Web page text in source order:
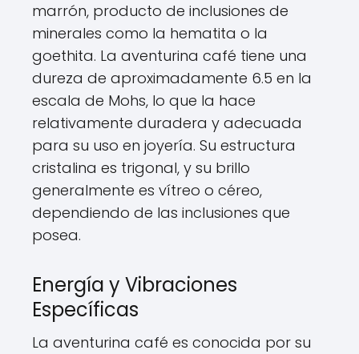
marrón, producto de inclusiones de
minerales como la hematita o la
goethita. La aventurina café tiene una
dureza de aproximadamente 6.5 en la
escala de Mohs, lo que la hace
relativamente duradera y adecuada
para su uso en joyería. Su estructura
cristalina es trigonal, y su brillo
generalmente es vítreo o céreo,
dependiendo de las inclusiones que
posea.
Energía y Vibraciones
Específicas
La aventurina café es conocida por su